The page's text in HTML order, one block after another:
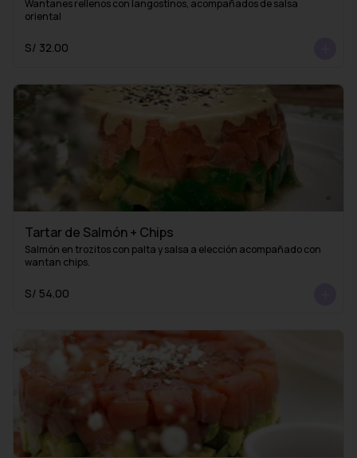
Wantanes rellenos con langostinos, acompañados de salsa
oriental
S/ 32.00
Tartar de Salmón + Chips
Salmón en trozitos con palta y salsa a elección acompañado con
wantan chips.
S/ 54.00